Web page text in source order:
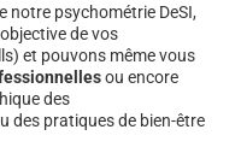
notre psychométrie DeSI,
de vos
et pouvons même vous
ou encore
des
des pratiques de bien-être